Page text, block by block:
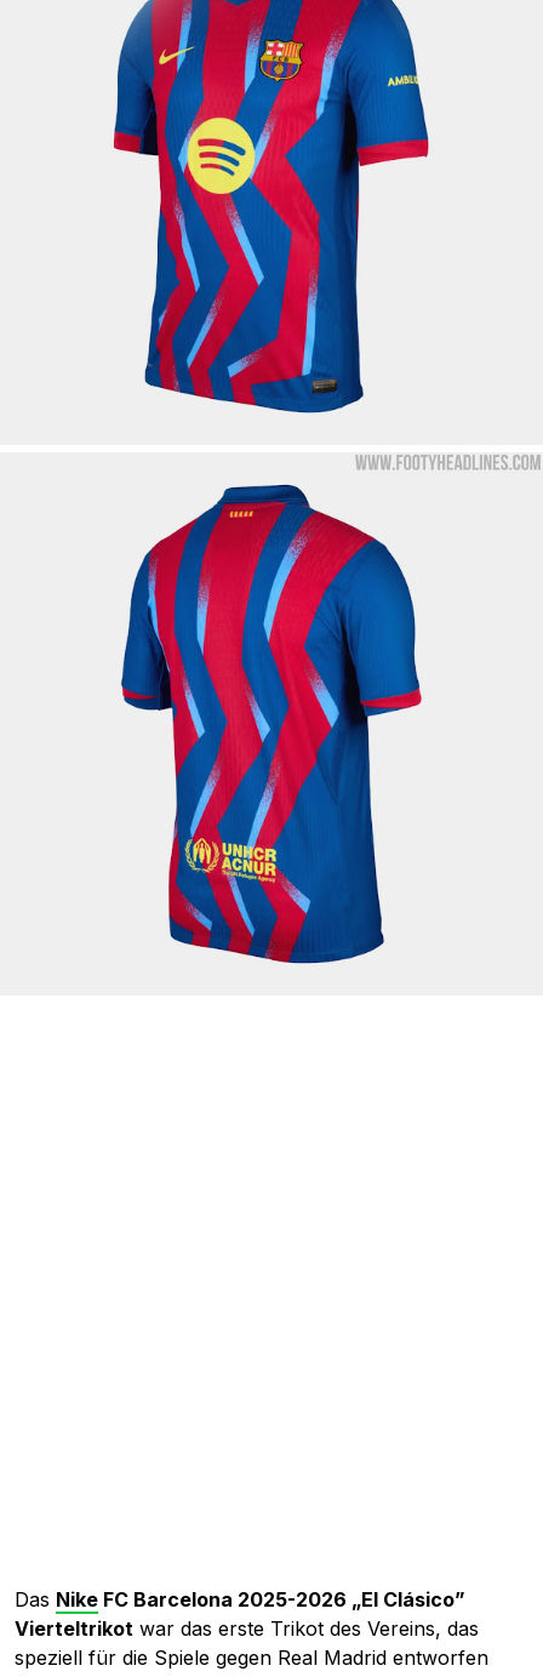
Das Nike FC Barcelona 2025-2026 „El Clásico”
Vierteltrikot war das erste Trikot des Vereins, das
speziell für die Spiele gegen Real Madrid entworfen